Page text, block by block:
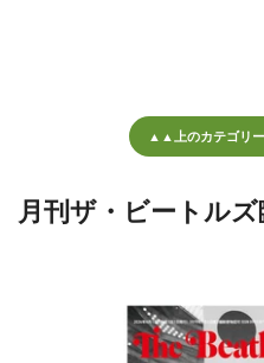
▲▲上のカテゴリ
月刊ザ・ビートル